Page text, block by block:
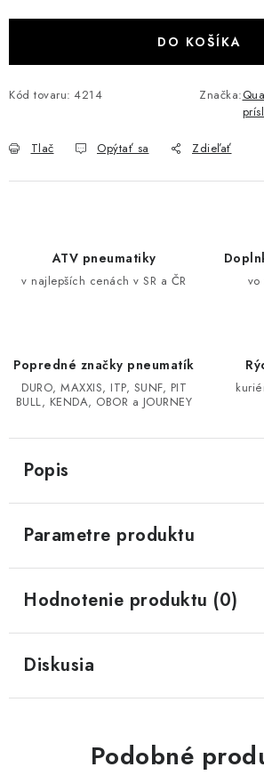
CF MOTO X450/X520/X550/X625
CF MOTO CFORCE X850/X1000
POLARIS SPORTSMAN RZR 1000
TGB BLADE 600/1000 LT LTX
SEGWAY SNARLER AT6 AT5
Podmienky ochrany osobných údajov
Reklamačný poriadok - formulár
DO KOŠÍKA
Kód tovaru: 4214 Značka:
Tlač Opýtať sa Zdieľať
ATV pneumatiky
v najlepších cenách v SR a ČR vo
Popredné značky pneumatík
DURO, MAXXIS, ITP, SUNF, PIT
BULL, KENDA, OBOR a JOURNEY
Popis
Parametre produktu
Hodnotenie produktu (0)
Diskusia
Podobné